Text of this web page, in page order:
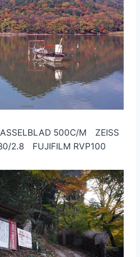
500C/M ZEISS
2.8 FUJIFILM RVP100